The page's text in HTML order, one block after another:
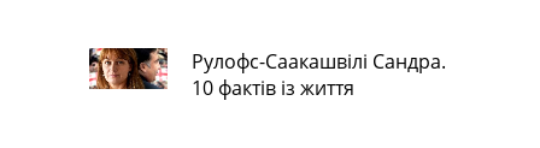
Рулофс-Саакашвілі Сандра.
10 фактів із життя